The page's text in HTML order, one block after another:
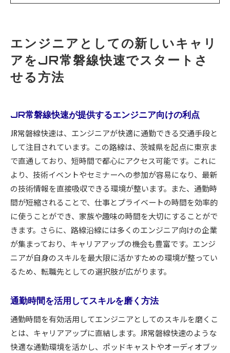
キャリア目標を達成するための具体的なステッ
地域の技術イベントを活用したネットワーク作
り
JR常磐線を選ぶことの長期的なメリット
JR常磐線快速がエンジニアに提供するキャリアチャ
沿線の企業とエンジニアのマッチング方法
転職活動に役立つ地域のリソース
エンジニアとしての市場価値を高めるには
常磐線を利用した効率的な移動方法
キャリアアップに必要なスキルセットとは
多様な業種でのキャリアパスを探る
常磐線快速沿線の魅力を活かしてエンジニアとして
の成長を加速する
地域コミュニティへの参加がもたらす効果
スタートアップ企業での経験を活かす
新しい技術を学ぶための沿線イニシアチブ
プロジェクトベースの仕事の見つけ方
沿線の教育機関と連携したスキルアップ
エンジニアのキャリアアップに最適なJR常磐線快速
の通勤利便性
エンジニアとしての新しいキャリ
アをJR常磐線快速でスタートさ
せる方法
JR常磐線快速が提供するエンジニア向けの利点
JR常磐線快速は、エンジニアが快適に通勤できる交通手段と
して注目されています。この路線は、茨城県を起点に東京ま
で直通しており、短時間で都心にアクセス可能です。これに
より、技術イベントやセミナーへの参加が容易になり、最新
の技術情報を直接吸収できる環境が整います。また、通勤時
間が短縮されることで、仕事とプライベートの時間を効率的
に使うことができ、家族や趣味の時間を大切にすることがで
きます。さらに、路線沿線には多くのエンジニア向けの企業
が集まっており、キャリアアップの機会も豊富です。エンジ
ニアが自身のスキルを最大限に活かすための環境が整ってい
るため、転職先としての選択肢が広がります。
通勤時間を活用してスキルを磨く方法
通勤時間を有効活用してエンジニアとしてのスキルを磨くこ
とは、キャリアアップに直結します。JR常磐線快速のような
快適な通勤環境を活かし、ポッドキャストやオーディオブッ